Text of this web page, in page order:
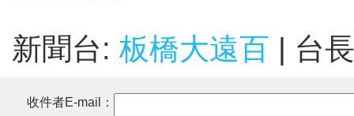
新聞台: 板橋大遠百 | 台
收件者E-mail：